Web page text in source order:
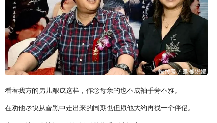
看着我方的男儿酿成这样，作念母亲的也不成袖手旁不雅。
在劝他尽快从昏黑中走出来的同期也但愿他大约再找一个伴侣。